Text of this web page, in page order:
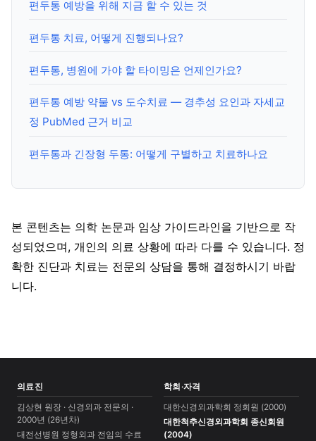
편두통 예방을 위해 지금 할 수 있는 것
편두통 치료, 어떻게 진행되나요?
편두통, 병원에 가야 할 타이밍은 언제인가요?
편두통 예방 약물 vs 도수치료 — 경추성 요인과 자세교
정 PubMed 근거 비교
편두통과 긴장형 두통: 어떻게 구별하고 치료하나요
본 콘텐츠는 의학 논문과 임상 가이드라인을 기반으로 작
성되었으며, 개인의 의료 상황에 따라 다를 수 있습니다. 정
확한 진단과 치료는 전문의 상담을 통해 결정하시기 바랍
니다.
의료진
김상현 원장 · 신경외과 전문의 ·
2000년 (26년차)
대전선병원 정형외과 전임의 수료
학회·자격
대한신경외과학회 정회원 (2000)
대한척추신경외과학회 종신회원
(2004)